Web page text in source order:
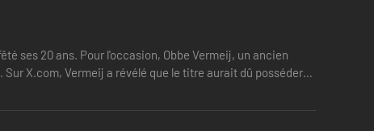
ses 20 ans. Pour l'occasion, Obbe Vermeij, un ancien
X.com, Vermeij a révélé que le titre aurait dû posséder